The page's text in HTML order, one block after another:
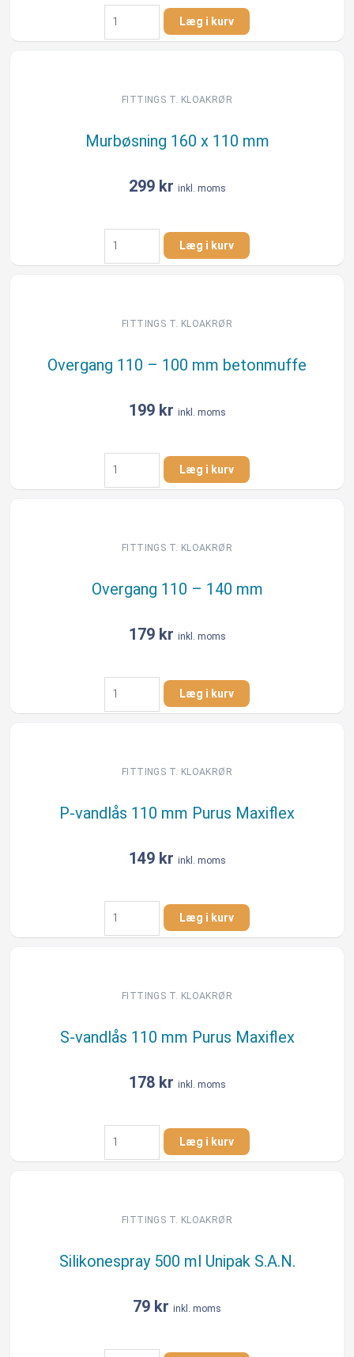
Murbøsning
110
x
med
antal
Læg i kurv
FITTINGS T. KLOAKRØR
Murbøsning 160 x 110 mm
299 kr inkl. moms
Murbøsning
160
x
antal
Læg i kurv
FITTINGS T. KLOAKRØR
Overgang 110 – 100 mm betonmuffe
199 kr inkl. moms
Overgang
110
-
betonmuffe
Læg i kurv
FITTINGS T. KLOAKRØR
Overgang 110 – 140 mm
179 kr inkl. moms
Overgang
110
-
antal
Læg i kurv
FITTINGS T. KLOAKRØR
P-vandlås 110 mm Purus Maxiflex
149 kr inkl. moms
P-
vandlås
110
Maxiflex
Læg i kurv
FITTINGS T. KLOAKRØR
S-vandlås 110 mm Purus Maxiflex
178 kr inkl. moms
S-
vandlås
110
Maxiflex
Læg i kurv
FITTINGS T. KLOAKRØR
Silikonespray 500 ml Unipak S.A.N.
79 kr inkl. moms